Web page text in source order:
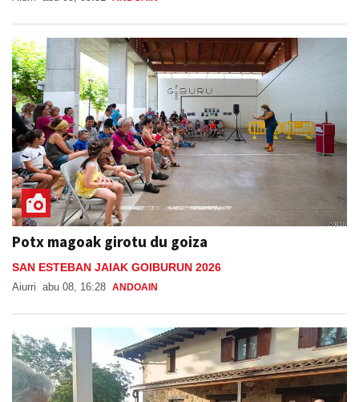
Potx magoak girotu du goiza
SAN ESTEBAN JAIAK GOIBURUN 2026
Aiurri abu 08, 16:28 ANDOAIN